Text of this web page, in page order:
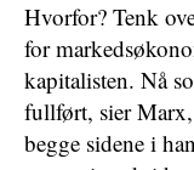
Hvorfor? Tenk
for
kapitalisten. Nå
fullført, sier
begge sidene i